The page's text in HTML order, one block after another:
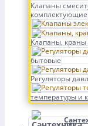
Клапаны
комплектующие
Клапаны,
бытовые
Регуляторы
температуры и